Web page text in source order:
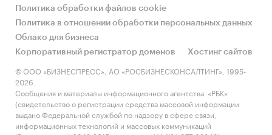
В структуре производства подсолнечного
масла для пищевого потребления в среднем
***% приходится на рафинированное
подсолнечное масло, а ***% – на
нерафинированное подсолнечное масло.
Диаграмма 2. Структура производства
подсолнечного масла для пищевого
потребления по видам, Россия, % (среднее
значение за 2017-2021 гг.)
Политика обработки файлов cookie
Политика в отношении обработки персональных данных
Облако для бизнеса
Корпоративный регистратор доменов
Хостинг сайтов
© ООО «БИЗНЕСПРЕСС», АО «РОСБИЗНЕСКОНСАЛТИНГ», 1995-
2026.
Сообщения и материалы информационного агентства «РБК»
(свидетельство о регистрации средства массовой информации
выдано Федеральной службой по надзору в сфере связи,
информационных технологий и массовых коммуникаций